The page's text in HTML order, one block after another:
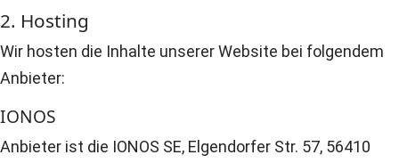
2. Hosting
Wir hosten die Inhalte unserer Website bei folgendem
Anbieter:
IONOS
Anbieter ist die IONOS SE, Elgendorfer Str. 57, 56410